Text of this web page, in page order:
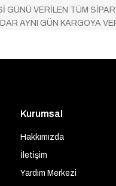
GÜNÜ VERİLEN TÜM
AYNI GÜN KARGOYA
Kurumsal
Hakkımızda
İletişim
Yardım Merkezi